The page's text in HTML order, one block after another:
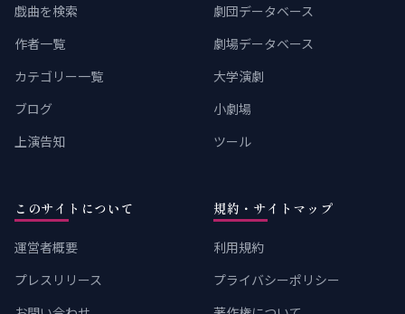
戯曲を検索
作者一覧
カテゴリー一覧
ブログ
上演告知
劇団データベース
劇場データベース
大学演劇
小劇場
ツール
このサイトについて
運営者概要
プレスリリース
規約・サイトマップ
利用規約
プライバシーポリシー